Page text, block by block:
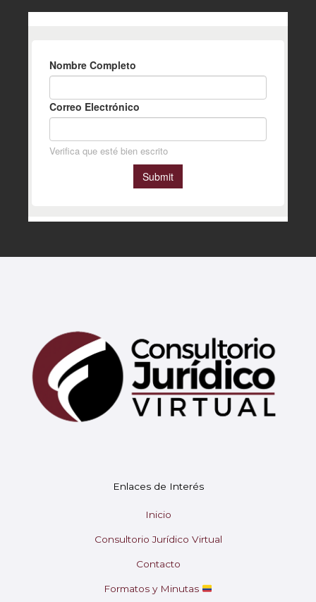
Enlaces de Interés
Inicio
Consultorio Jurídico Virtual
Contacto
Formatos y Minutas
Soy Mary tu asistente virtual.